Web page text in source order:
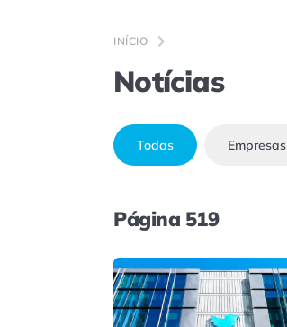
INÍCIO
Notícias
Todas Empresas
Página 519